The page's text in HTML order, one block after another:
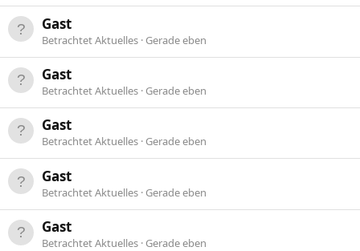
Gast
Betrachtet Aktuelles Gerade eben
Gast
Betrachtet Aktuelles Gerade eben
Gast
Betrachtet Aktuelles Gerade eben
Gast
Betrachtet Aktuelles Gerade eben
Gast
Betrachtet Aktuelles Gerade eben